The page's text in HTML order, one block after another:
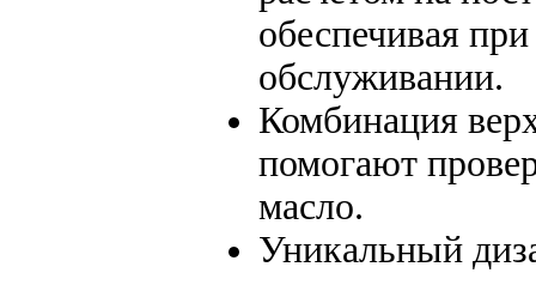
обеспечивая
обслуживании.
Комбинация
помогают
масло.
Уникальный